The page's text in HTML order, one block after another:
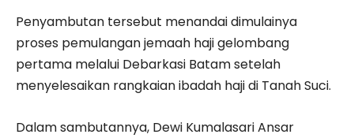
Penyambutan tersebut menandai dimulainya
proses pemulangan jemaah haji gelombang
pertama melalui Debarkasi Batam setelah
menyelesaikan rangkaian ibadah haji di Tanah Suci.
Dalam sambutannya, Dewi Kumalasari Ansar